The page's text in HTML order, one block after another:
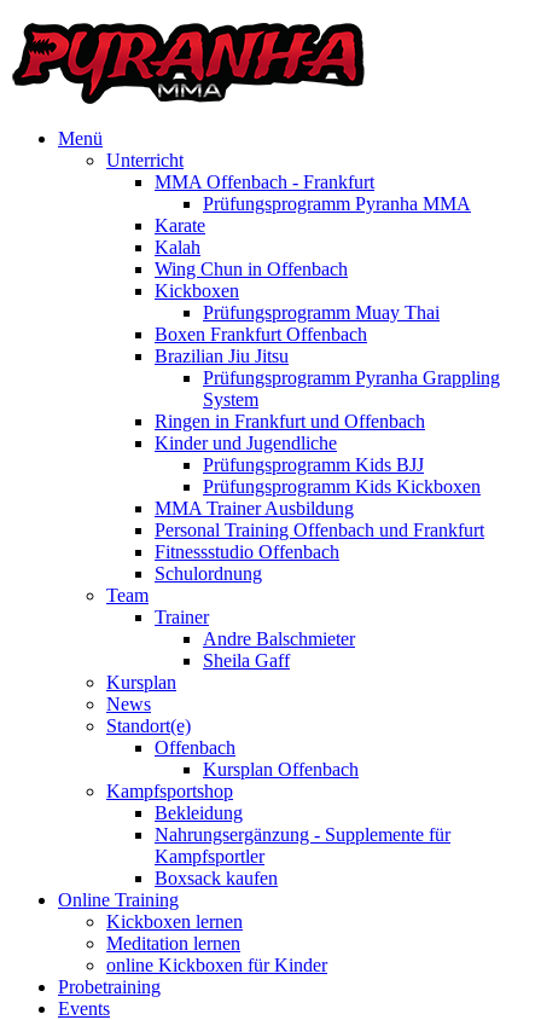
Menü
Unterricht
MMA Offenbach - Frankfurt
Prüfungsprogramm Pyranha MMA
Karate
Kalah
Wing Chun in Offenbach
Kickboxen
Prüfungsprogramm Muay Thai
Boxen Frankfurt Offenbach
Brazilian Jiu Jitsu
Prüfungsprogramm Pyranha Grappling
System
Ringen in Frankfurt und Offenbach
Kinder und Jugendliche
Prüfungsprogramm Kids BJJ
Prüfungsprogramm Kids Kickboxen
MMA Trainer Ausbildung
Personal Training Offenbach und Frankfurt
Fitnessstudio Offenbach
Schulordnung
Team
Trainer
Andre Balschmieter
Sheila Gaff
Kursplan
News
Standort(e)
Offenbach
Kursplan Offenbach
Kampfsportshop
Bekleidung
Nahrungsergänzung - Supplemente für
Kampfsportler
Boxsack kaufen
Online Training
Kickboxen lernen
Meditation lernen
online Kickboxen für Kinder
Probetraining
Events